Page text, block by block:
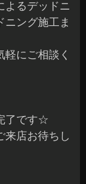
よるデッドニ
ニング施工ま
にご相談く
了です☆
来店お待ちし